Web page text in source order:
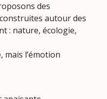
des
autour des
: nature, écologie,
mais l’émotion